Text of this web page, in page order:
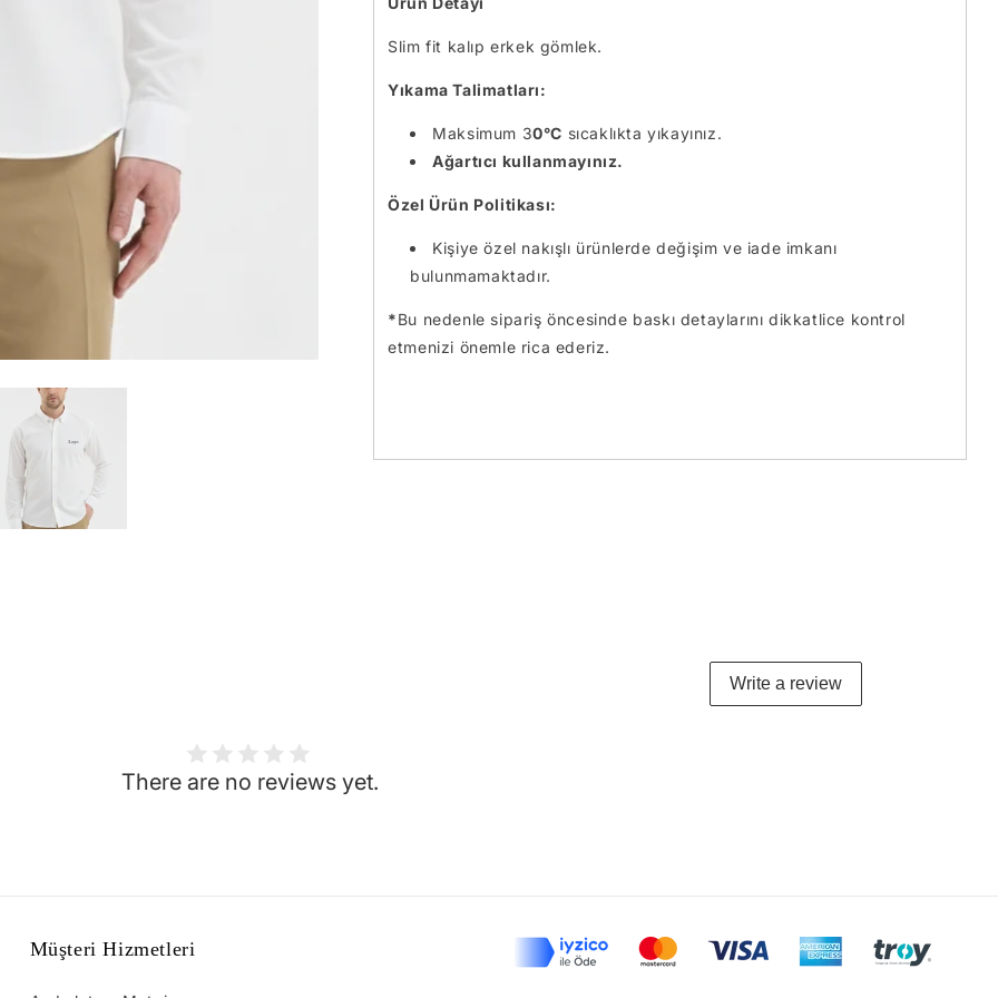
Slim fit kalıp erkek gömlek.
Yıkama Talimatları:
Maksimum 30°C sıcaklıkta yıkayınız.
Ağartıcı kullanmayınız.
Özel Ürün Politikası:
Kişiye özel nakışlı ürünlerde değişim ve iade imkanı
bulunmamaktadır.
*Bu nedenle sipariş öncesinde baskı detaylarını dikkatlice kontrol
etmenizi önemle rica ederiz.
Write a review
There are no reviews yet.
Müşteri Hizmetleri